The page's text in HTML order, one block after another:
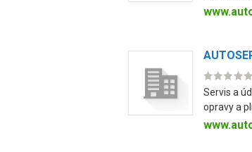
Servis a
opravy a